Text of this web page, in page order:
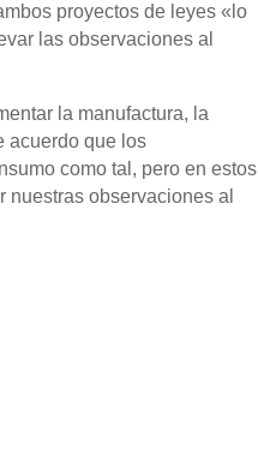
proyectos de leyes «lo
las observaciones al
la manufactura, la
acuerdo que los
como tal, pero en estos
nuestras observaciones al